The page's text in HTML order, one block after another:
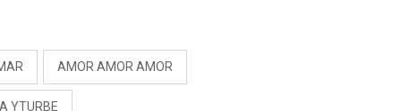
AMOR AMOR AMOR
YTURBE